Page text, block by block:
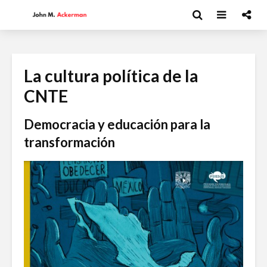
La cultura política de la
CNTE
Democracia y educación para la
transformación
Moisés Garduño:
Irán y el futuro del
David